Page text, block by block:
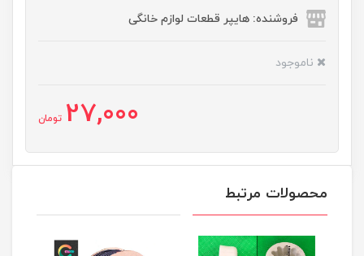
فروشنده: هایپر قطعات لوازم خانگی
ناموجود
27,000 تومان
محصولات مرتبط